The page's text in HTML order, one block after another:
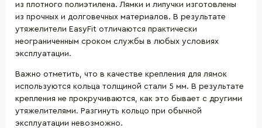
из плотного полиэтилена. Лямки и липучки изготовлены
из прочных и долговечных материалов. В результате
утяжелители EasyFit отличаются практически
неограниченным сроком службы в любых условиях
эксплуатации.
Важно отметить, что в качестве крепления для лямок
используются кольца толщиной стали 5 мм. В результате
крепления не прокручиваются, как это бывает с другими
утяжелителями. Разгинуть кольцо при обычной
эксплуатации невозможно.